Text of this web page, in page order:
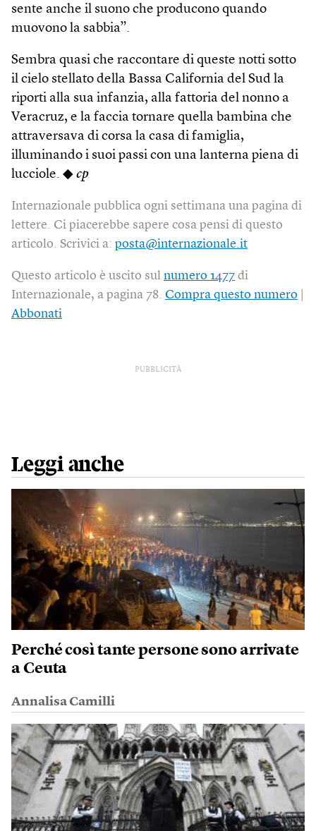
sente anche il suono che producono quando
muovono la sabbia”.
Sembra quasi che raccontare di queste notti sotto
il cielo stellato della Bassa California del Sud la
riporti alla sua infanzia, alla fattoria del nonno a
Veracruz, e la faccia tornare quella bambina che
attraversava di corsa la casa di famiglia,
illuminando i suoi passi con una lanterna piena di
lucciole. ◆ cp
Internazionale pubblica ogni settimana una pagina di
lettere. Ci piacerebbe sapere cosa pensi di questo
articolo. Scrivici a: posta@internazionale.it
Questo articolo è uscito sul numero 1477 di
Internazionale, a pagina 78. Compra questo numero
Abbonati
PUBBLICITÀ
Leggi anche
Perché così tante persone sono arrivate
a Ceuta
Annalisa Camilli